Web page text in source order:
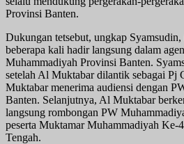
Provinsi Banten.
Dukungan tetsebut, ungkap
beberapa kali hadir langsung dalam
Muhammadiyah Provinsi Banten.
setelah Al Muktabar dilantik sebagai Pj
Muktabar menerima audiensi dengan
Banten. Selanjutnya, Al Muktabar
langsung rombongan PW
peserta Muktamar Muhammadiyah Ke-
Tengah.